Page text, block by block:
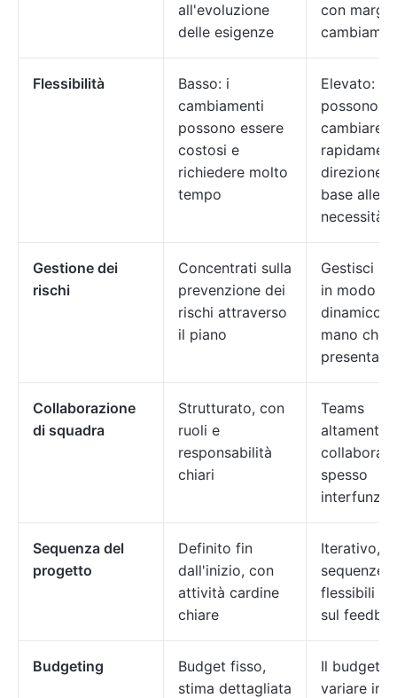
all'evoluzione
delle esigenze
con
Flessibilità
Basso: i
cambiamenti
possono essere
costosi e
richiedere molto
tempo
Elevato: i
possono
cambiare
direzione
base alle
necessità
Gestione dei
rischi
Concentrati sulla
prevenzione dei
rischi attraverso
il piano
Gestisci i
in modo
dinamico
mano che
presentano
Collaborazione
di squadra
Strutturato, con
ruoli e
responsabilità
chiari
Teams
altamente
spesso
Sequenza del
progetto
Definito fin
dall'inizio, con
attività cardine
chiare
Iterativo,
sequenze
flessibili
sul
Budgeting
Budget fisso,
stima dettagliata
Il budget
variare in